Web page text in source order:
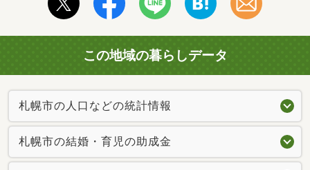
この地域の暮らしデータ
札幌市の人口などの統計情報
札幌市の結婚・育児の助成金